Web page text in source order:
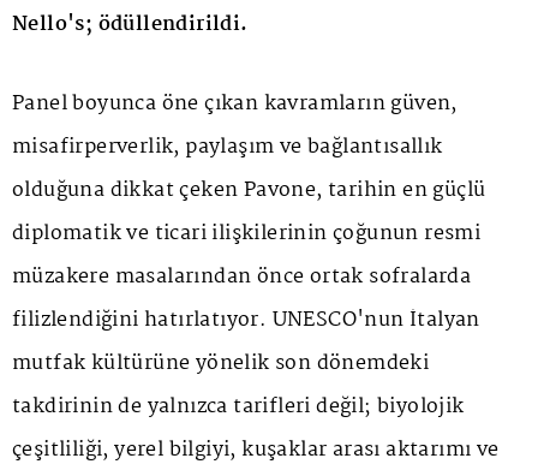
Nello's; ödüllendirildi.
Panel boyunca öne çıkan kavramların güven,
misafirperverlik, paylaşım ve bağlantısallık
olduğuna dikkat çeken Pavone, tarihin en güçlü
diplomatik ve ticari ilişkilerinin çoğunun resmi
müzakere masalarından önce ortak sofralarda
filizlendiğini hatırlatıyor. UNESCO'nun İtalyan
mutfak kültürüne yönelik son dönemdeki
takdirinin de yalnızca tarifleri değil; biyolojik
çeşitliliği, yerel bilgiyi, kuşaklar arası aktarımı ve